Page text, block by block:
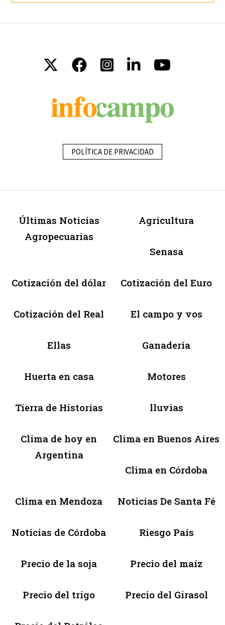
POLÍTICA DE PRIVACIDAD
Últimas Noticias
Agropecuarias
Agricultura
Senasa
Cotización del dólar Cotización del Euro
Cotización del Real El campo y vos
Ellas Ganadería
Huerta en casa Motores
Tierra de Historias lluvias
Clima de hoy en
Argentina
Clima en Buenos Aires
Clima en Córdoba
Clima en Mendoza Noticias De Santa Fé
Noticias de Córdoba Riesgo País
Precio de la soja Precio del maíz
Precio del trigo Precio del Girasol